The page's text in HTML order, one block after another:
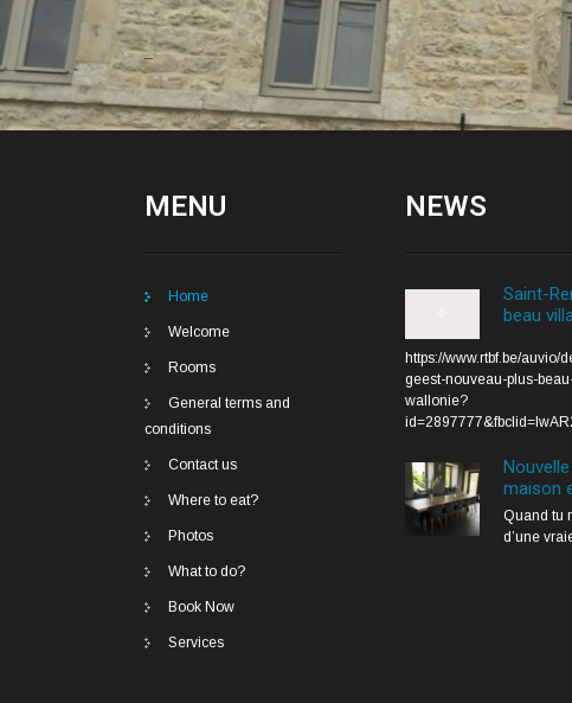
–
MENU
Home
Welcome
Rooms
General terms and
conditions
Contact us
Where to eat?
Photos
What to do?
Book Now
Services
NEWS
Saint-
beau
https://www.rtbf.be/auvio/
geest-nouveau-plus-
wallonie?
maison
Quand tu
d’une